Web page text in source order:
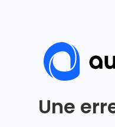
Une